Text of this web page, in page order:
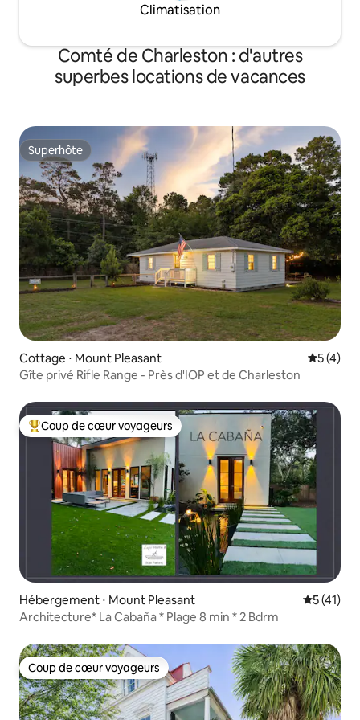
Climatisation
Comté de Charleston : d'autres
superbes locations de vacances
Superhôte
Superhôte
Cottage ⋅ Mount Pleasant
5 (4)
Gîte privé Rifle Range - Près d'IOP et de Charleston
Coups de cœur voyageurs les plus appréciés
Coup de cœur voyageurs
Hébergement ⋅ Mount Pleasant
5 (41)
Architecture* La Cabaña * Plage 8 min * 2 Bdrm
Coup de cœur voyageurs
Coup de cœur voyageurs